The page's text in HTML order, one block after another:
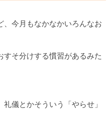
、今月もなかなかいろんなお
そ分けする慣習があるみた
儀とかそういう「やらせ」